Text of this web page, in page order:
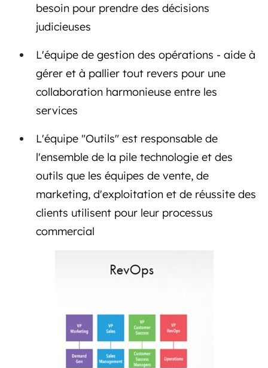
besoin pour prendre des décisions
judicieuses
L'équipe de gestion des opérations - aide à
gérer et à pallier tout revers pour une
collaboration harmonieuse entre les
services
L'équipe "Outils" est responsable de
l'ensemble de la pile technologie et des
outils que les équipes de vente, de
marketing, d'exploitation et de réussite des
clients utilisent pour leur processus
commercial